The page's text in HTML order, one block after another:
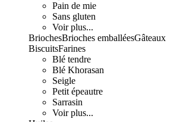
Pain de mie
Sans gluten
Voir plus...
BriochesBrioches emballéesGâteaux
BiscuitsFarines
Blé tendre
Blé Khorasan
Seigle
Petit épeautre
Sarrasin
Voir plus...